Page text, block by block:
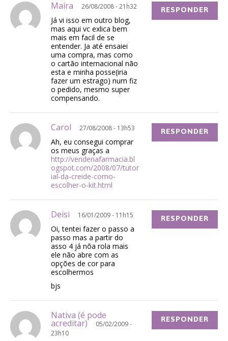
Maíra 26/08/2008 - 21h32
Já vi isso em outro blog,
mas aqui vc exlica bem
mais em facil de se
entender. Ja até ensaiei
uma compra, mas como
o cartão internacional não
esta e minha posse(iria
fazer um estrago) num fiz
o pedido, mesmo super
compensando.
RESPONDER
Carol 27/08/2008 - 13h53
Ah, eu consegui comprar
os meus graças a
http://vendenafarmacia.bl
ogspot.com/2008/07/tutor
ial-da-creide-como-
escolher-o-kit.html
RESPONDER
Deisi 16/01/2009 - 11h15
Oi, tentei fazer o passo a
passo mas a partir do
asso 4 já nõa rola mais
ele não abre com as
opções de cor para
escolhermos
bjs
RESPONDER
Nativa (é pode
acreditar)
05/02/2009 -
23h10
RESPONDER